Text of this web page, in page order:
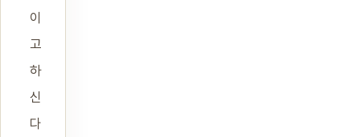
이
고
하
신
다